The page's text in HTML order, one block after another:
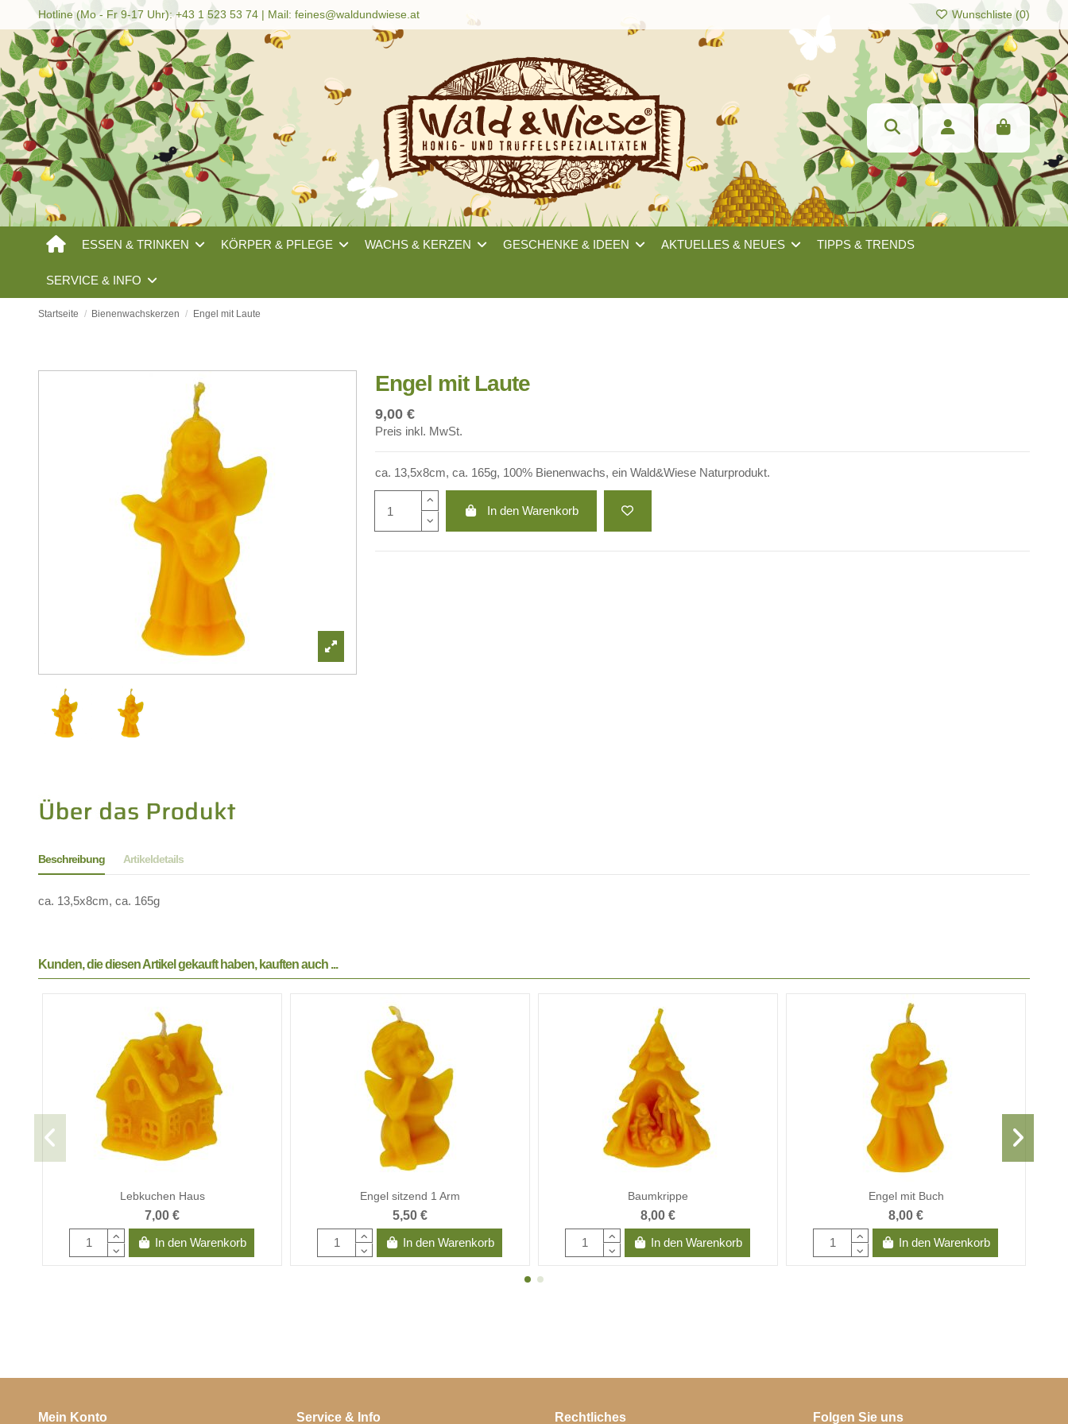
Hotline (Mo - Fr 9-17 Uhr): +43 1 523 53 74 | Mail:feines@waldundwiese.at Wunschliste (0)
ESSEN & TRINKEN KÖRPER & PFLEGE WACHS & KERZEN GESCHENKE & IDEEN AKTUELLES & NEUES TIPPS & TRENDS
SERVICE & INFO
Startseite Bienenwachskerzen Engel mit Laute
Engel mit Laute
9,00 €
Preis inkl. MwSt.
ca. 13,5x8cm, ca. 165g, 100% Bienenwachs, ein Wald&Wiese Naturprodukt.
In den Warenkorb
Beschreibung Artikeldetails
ca. 13,5x8cm, ca. 165g
Kunden, die diesen Artikel gekauft haben, kauften auch ...
Lebkuchen Haus
7,00 €
In den Warenkorb
Engel sitzend 1 Arm
5,50 €
In den Warenkorb
Baumkrippe
8,00 €
In den Warenkorb
Engel mit Buch
8,00 €
In den Warenkorb
Mein Konto Service & Info Rechtliches Folgen Sie uns